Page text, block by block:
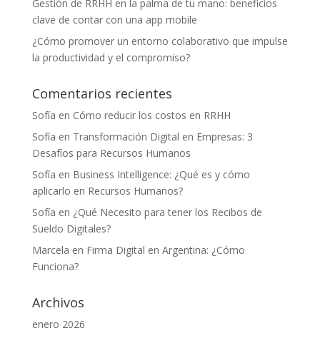
Gestión de RRHH en la palma de tu mano: beneficios
clave de contar con una app mobile
¿Cómo promover un entorno colaborativo que impulse
la productividad y el compromiso?
Comentarios recientes
Sofía en Cómo reducir los costos en RRHH
Sofía en Transformación Digital en Empresas: 3
Desafíos para Recursos Humanos
Sofía en Business Intelligence: ¿Qué es y cómo
aplicarlo en Recursos Humanos?
Sofía en ¿Qué Necesito para tener los Recibos de
Sueldo Digitales?
Marcela en Firma Digital en Argentina: ¿Cómo
Funciona?
Archivos
enero 2026